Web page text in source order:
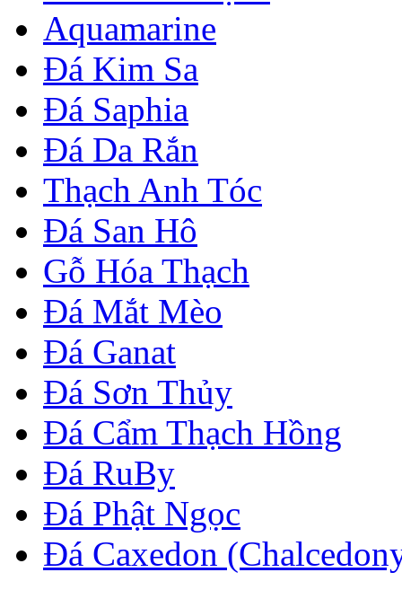
Aquamarine
Đá Kim Sa
Đá Saphia
Đá Da Rắn
Thạch Anh Tóc
Đá San Hô
Gỗ Hóa Thạch
Đá Mắt Mèo
Đá Ganat
Đá Sơn Thủy
Đá Cẩm Thạch Hồng
Đá RuBy
Đá Phật Ngọc
Đá Caxedon